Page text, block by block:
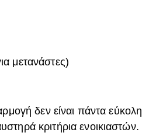
μετανάστες)
δεν είναι πάντα
κριτήρια ενοικιαστών.